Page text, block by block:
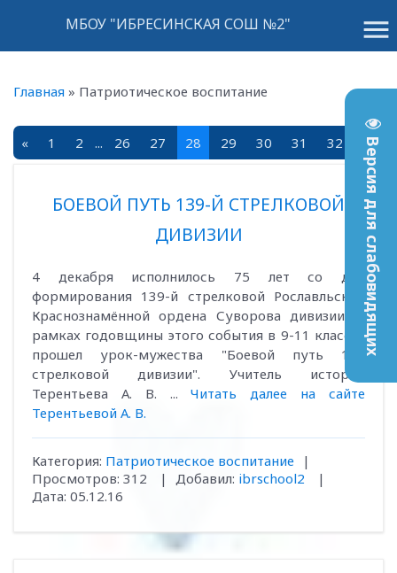
Версия для слабовидящих
menu
МБОУ "ИБРЕСИНСКАЯ СОШ №2"
Главная » Патриотическое воспитание
« 1 2 ... 26 27 28 29 30 31 32 »
БОЕВОЙ ПУТЬ 139-Й СТРЕЛКОВОЙ
ДИВИЗИИ
4 декабря исполнилось 75 лет со дня
формирования 139-й стрелковой Рославльской
Краснознамённой ордена Суворова дивизии. В
рамках годовщины этого события в 9-11 классах
прошел урок-мужества "Боевой путь 139
стрелковой дивизии". Учитель истории
Терентьева А. В. ...Читать далее на сайте
Терентьевой А. В.
Категория: Патриотическое воспитание
|
Просмотров: 312 | Добавил: ibrschool2
|
Дата: 05.12.16